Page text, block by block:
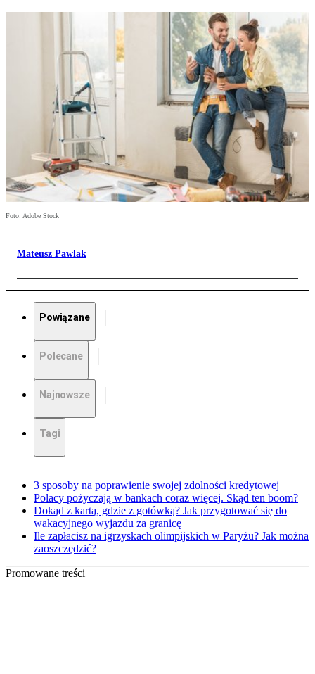
Foto: Adobe Stock
Mateusz Pawlak
Powiązane
Polecane
Najnowsze
Tagi
3 sposoby na poprawienie swojej zdolności kredytowej
Polacy pożyczają w bankach coraz więcej. Skąd ten boom?
Dokąd z kartą, gdzie z gotówką? Jak przygotować się do
wakacyjnego wyjazdu za granicę
Ile zapłacisz na igrzyskach olimpijskich w Paryżu? Jak można
zaoszczędzić?
Promowane treści